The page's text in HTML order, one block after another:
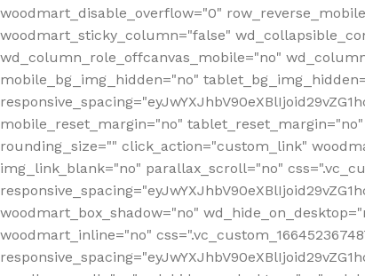
woodmart_disable_overflow="0"
woodmart_sticky_column="false"
wd_column_role_offcanvas_mobile="no"
mobile_bg_img_hidden="no"
mobile_reset_margin="no"
rounding_size="" click_action="custom_link"
img_link_blank="no" parallax_scroll="no"
woodmart_box_shadow="no"
woodmart_inline="no"